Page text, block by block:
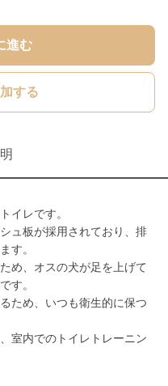
進む
する
イレです。
ュ板が採用されており、排
す。
め、オスの犬が足を上げて
す。
ため、いつも衛生的に保つ
室内でのトイレトレーニン